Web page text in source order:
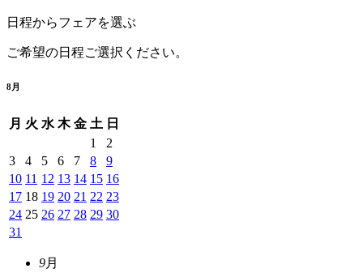
日程からフェアを選ぶ
ご希望の日程ご選択ください。
8月
月 火 水 木 金 土 日
1
2
3
4 5 6 7 8
9
10 11 12 13 14 15 16
17 18 19 20 21 22 23
24 25 26 27 28 29 30
31
9月